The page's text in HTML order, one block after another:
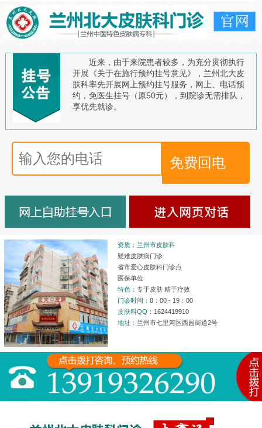
近来，由于来院患者较多，为充分贯彻执行
开展《关于在施行预约挂号意见》，兰州北大皮
肤科率先开展网上预约挂号服务，网上、电话预
约，免医生挂号（原50元），到院诊无需排队，
享优先就诊。
资质：兰州市皮肤科
疑难皮肤病门诊
省市爱心皮肤科门诊点
医保单位
特色：专于皮肤 精于疗效
门诊时间：8：00 - 19：00
皮肤科QQ： 1624419910
地址： 兰州市七里河区西园街道2号